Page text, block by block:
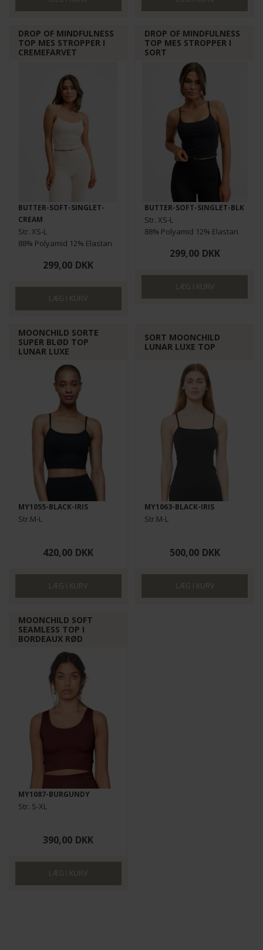
DROP OF MINDFULNESS
TOP MES STROPPER I
CREMEFARVET
BUTTER-SOFT-SINGLET-
CREAM
Str. XS-L
88% Polyamid 12% Elastan
299,00 DKK
DROP OF MINDFULNESS
TOP MES STROPPER I
SORT
BUTTER-SOFT-SINGLET-BLK
Str. XS-L
88% Polyamid 12% Elastan
299,00 DKK
MOONCHILD SORTE
SUPER BLØD TOP
LUNAR LUXE
MY1055-BLACK-IRIS
Str.M-L
420,00 DKK
SORT MOONCHILD
LUNAR LUXE TOP
MY1063-BLACK-IRIS
Str.M-L
500,00 DKK
MOONCHILD SOFT
SEAMLESS TOP I
BORDEAUX RØD
MY1087-BURGUNDY
Str. S-XL
390,00 DKK